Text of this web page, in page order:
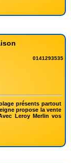
0141293535
présents partout
propose la vente
Leroy Merlin vos